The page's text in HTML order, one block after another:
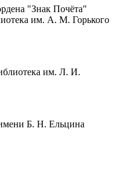
"Знак Почёта"
им. А. М. Горького
им. Л. И.
Б. Н. Ельцина